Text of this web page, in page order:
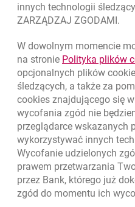
Ochrona danychotwiera się w
Ustawienia
innych technologii
ZARZĄDZAJ ZGODAMI.
W dowolnym momencie
na stronie Polityka plików
opcjonalnych plików
śledzących, a także za
cookies znajdującego się
wycofania zgód nie
przeglądarce wskazanych
wykorzystywać innych
Wycofanie udzielonych
prawem przetwarzania
przez Bank, którego już
zgód do momentu ich